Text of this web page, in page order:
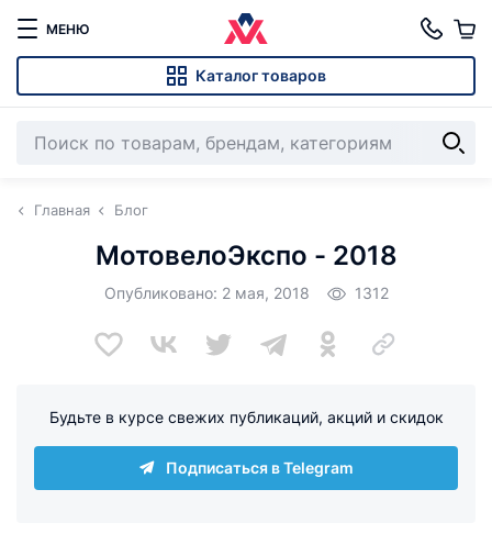
МЕНЮ
Каталог товаров
Главная Блог
МотовелоЭкспо - 2018
Опубликовано: 2 мая, 2018 1312
Будьте в курсе свежих публикаций, акций и скидок
Подписаться в Telegram